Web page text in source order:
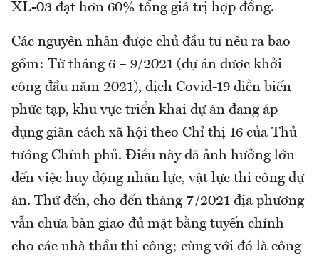
XL-03 đạt hơn 60% tổng giá trị hợp đồng.
Các nguyên nhân được chủ đầu tư nêu ra bao
gồm: Từ tháng 6 – 9/2021 (dự án được khởi
công đầu năm 2021), dịch Covid-19 diễn biến
phức tạp, khu vực triển khai dự án đang áp
dụng giãn cách xã hội theo Chỉ thị 16 của Thủ
tướng Chính phủ. Điều này đã ảnh hưởng lớn
đến việc huy động nhân lực, vật lực thi công dự
án. Thứ đến, cho đến tháng 7/2021 địa phương
vẫn chưa bàn giao đủ mặt bằng tuyến chính
cho các nhà thầu thi công; cùng với đó là công